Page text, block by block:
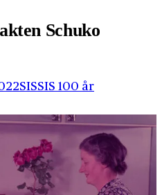
Schuko
SISSIS 100 år